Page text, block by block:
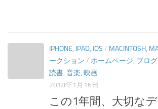
IPHONE, IPAD, IOS / MACINTOSH,
ークション / ホームページ, ブログ
読書, 音楽, 映画
2018年1月16日
この1年間、大切な